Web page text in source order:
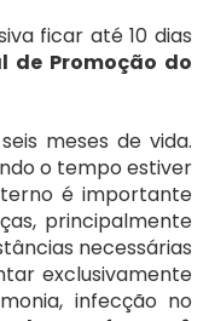
ficar até 10 dias
de Promoção do
meses de vida.
o tempo estiver
é importante
principalmente
necessárias
exclusivamente
infecção no